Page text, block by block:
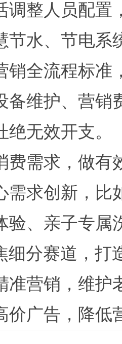
调整人员配置
节水、节电系
销全流程标准
备维护、营销
绝无效开支。
费需求，做有
需求创新，
验、亲子专属
细分赛道，打
准营销，维
价广告，降低